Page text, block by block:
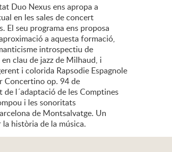
Duo Nexus ens apropa a
en les sales de concert
El seu programa ens proposa
a aquesta formació,
introspectiu de
clau de jazz de Milhaud, i
i colorida Rapsodie Espagnole
Concertino op. 94 de
l´adaptació de les Comptines
i les sonoritats
de Montsalvatge. Un
història de la música.